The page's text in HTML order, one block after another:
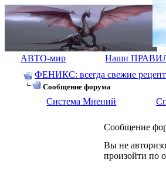
АВТО-мир Наши
ФЕНИКС: всегда свежие
Сообщение форума
Система Мнений
Сообщение
Вы не
произойти по